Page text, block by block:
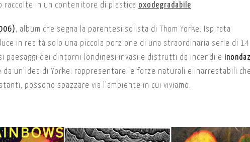
raccolte in un contenitore di plastica oxodegradabile.
, album che segna la parentesi solista di Thom Yorke. Ispirata
in realtà solo una piccola porzione di una straordinaria serie di 14
paesaggi dei dintorni londinesi invasi e distrutti da incendi e
un’idea di Yorke: rappresentare le forze naturali e inarrestabili che
possono spazzare via l’ambiente in cui viviamo.